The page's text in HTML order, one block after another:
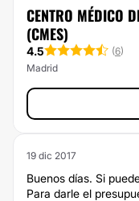
CENTRO MÉDICO
(CMES)
4.5 (6)
Madrid
19 dic 2017
Buenos días. Si
Para darle el